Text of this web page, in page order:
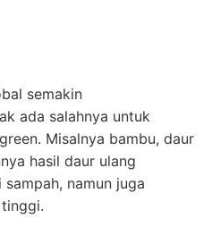
semakin
ada salahnya untuk
Misalnya bambu, daur
hasil daur ulang
namun juga